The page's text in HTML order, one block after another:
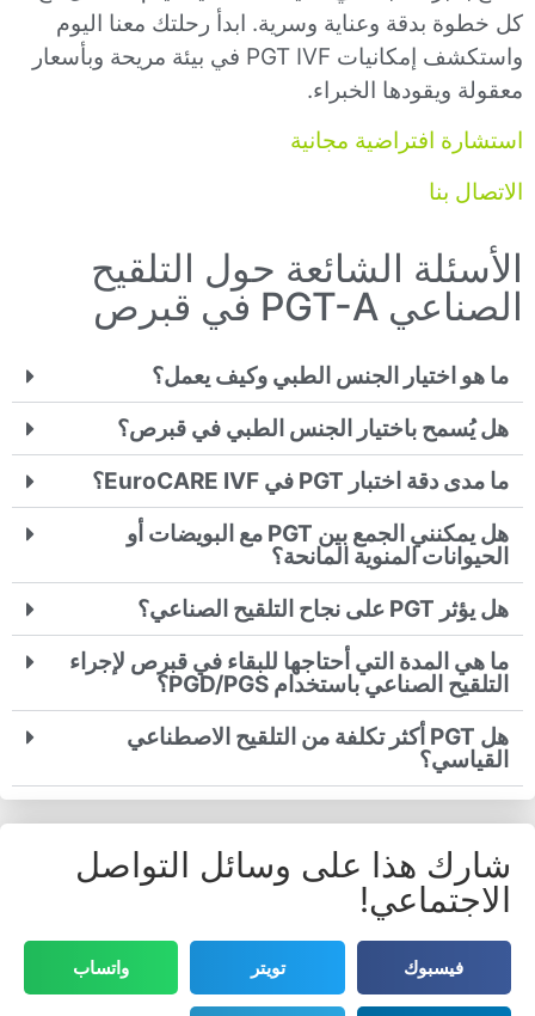
كل خطوة بدقة وعناية وسرية. ابدأ رحلتك معنا اليوم
واستكشف إمكانيات PGT IVF في بيئة مريحة وبأسعار
معقولة ويقودها الخبراء.
استشارة افتراضية مجانية
الاتصال بنا
الأسئلة الشائعة حول التلقيح
الصناعي PGT-A في قبرص
ما هو اختيار الجنس الطبي وكيف يعمل؟
هل يُسمح باختيار الجنس الطبي في قبرص؟
ما مدى دقة اختبار PGT في EuroCARE IVF؟
هل يمكنني الجمع بين PGT مع البويضات أو
الحيوانات المنوية المانحة؟
هل يؤثر PGT على نجاح التلقيح الصناعي؟
ما هي المدة التي أحتاجها للبقاء في قبرص لإجراء
التلقيح الصناعي باستخدام PGD/PGS؟
هل PGT أكثر تكلفة من التلقيح الاصطناعي
القياسي؟
شارك هذا على وسائل التواصل
الاجتماعي!
فيسبوك تويتر واتساب